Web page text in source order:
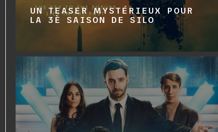
UN TEASER MYSTÉRIEUX POUR
LA 3È SAISON DE SILO